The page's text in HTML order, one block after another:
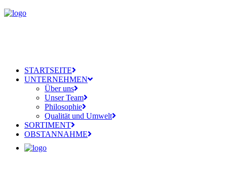
STARTSEITE
UNTERNEHMEN
Über uns
Unser Team
Philosophie
Qualität und Umwelt
SORTIMENT
OBSTANNAHME